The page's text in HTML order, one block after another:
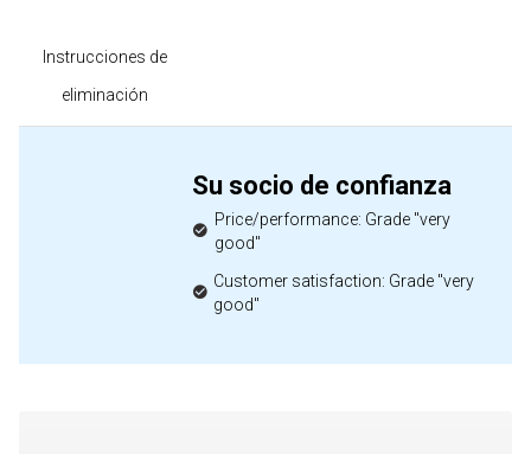
Instrucciones de
eliminación
Su socio de confianza
Price/performance: Grade "very
good"
Customer satisfaction: Grade "very
good"